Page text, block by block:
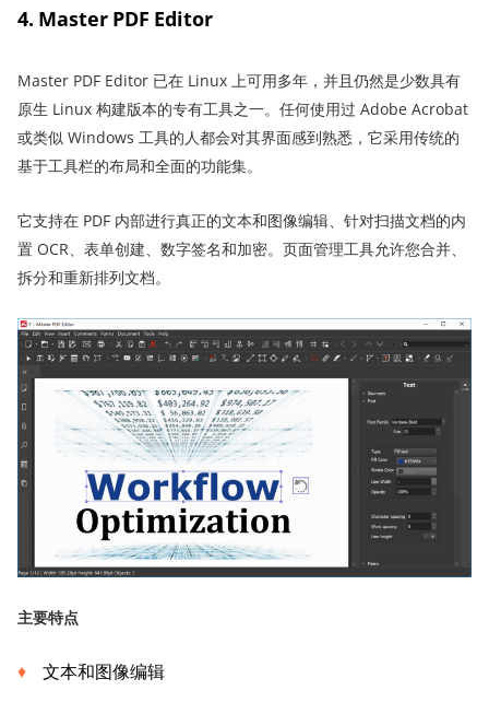
4. Master PDF Editor
Master PDF Editor 已在 Linux 上可用多年，并且仍然是少数具有
原生 Linux 构建版本的专有工具之一。任何使用过 Adobe Acrobat
或类似 Windows 工具的人都会对其界面感到熟悉，它采用传统的
基于工具栏的布局和全面的功能集。
它支持在 PDF 内部进行真正的文本和图像编辑、针对扫描文档的内
置 OCR、表单创建、数字签名和加密。页面管理工具允许您合并、
拆分和重新排列文档。
主要特点
文本和图像编辑